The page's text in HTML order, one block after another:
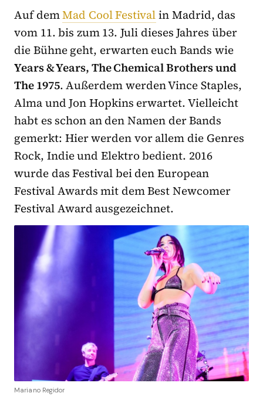
Auf demMad Cool Festivalin Madrid, das
vom 11. bis zum 13. Juli dieses Jahres über
die Bühne geht, erwarten euch Bands wie
Years & Years, The Chemical Brothers und
The 1975. Außerdem werden Vince Staples,
Alma und Jon Hopkins erwartet. Vielleicht
habt es schon an den Namen der Bands
gemerkt: Hier werden vor allem die Genres
Rock, Indie und Elektro bedient. 2016
wurde das Festival bei den European
Festival Awards mit dem Best Newcomer
Festival Award ausgezeichnet.
Mariano Regidor